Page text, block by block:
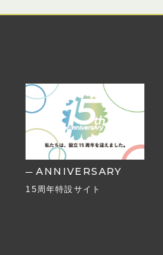
ANNIVERSARY
15周年特設サイト